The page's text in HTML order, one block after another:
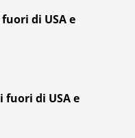
di USA e
fuori di USA e